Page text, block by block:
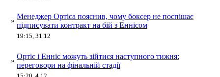
»
Менеджер Ортіса пояснив, чому боксер не поспішає
підписувати контракт на бій з Еннісом
19:15, 31.12
»
Ортіс і Енніс можуть зійтися наступного тижня:
переговори на фінальній стадії